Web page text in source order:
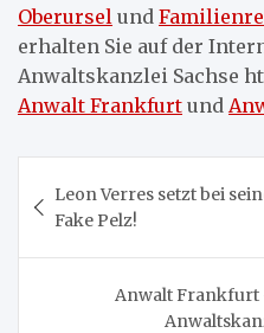
Oberursel und
erhalten Sie auf der
Anwaltskanzlei Sachse
Anwalt Frankfurt und
Leon Verres setzt bei
Fake Pelz!
Anwalt Frankfurt